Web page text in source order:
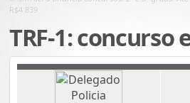
R$4.839
TRF-1: concurso